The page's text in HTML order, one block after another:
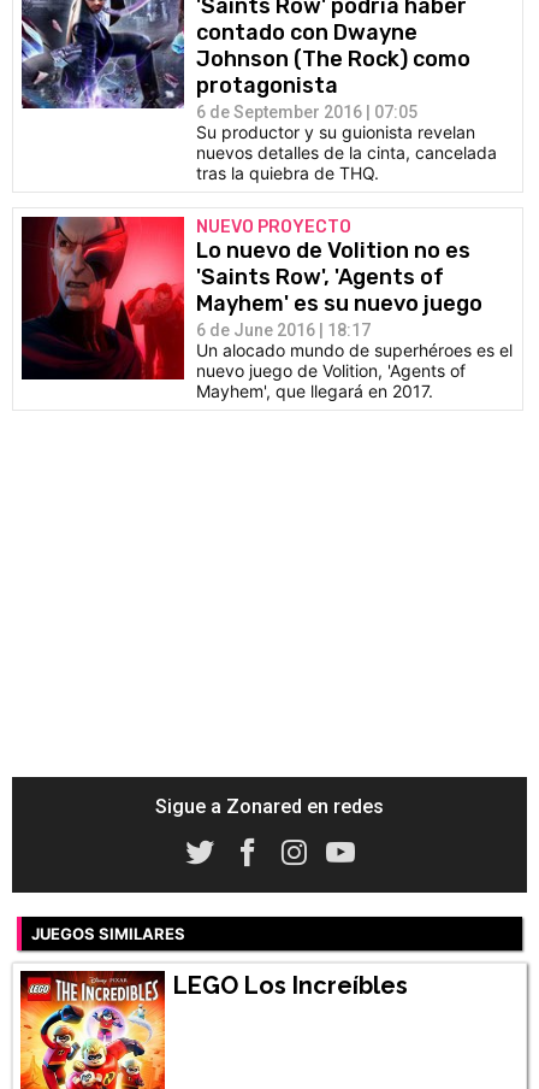
'Saints Row' podría haber
contado con Dwayne
Johnson (The Rock) como
protagonista
6 de September 2016 | 07:05
Su productor y su guionista revelan
nuevos detalles de la cinta, cancelada
tras la quiebra de THQ.
NUEVO PROYECTO
Lo nuevo de Volition no es
'Saints Row', 'Agents of
Mayhem' es su nuevo juego
6 de June 2016 | 18:17
Un alocado mundo de superhéroes es el
nuevo juego de Volition, 'Agents of
Mayhem', que llegará en 2017.
Sigue a Zonared en redes
JUEGOS SIMILARES
LEGO Los Increíbles